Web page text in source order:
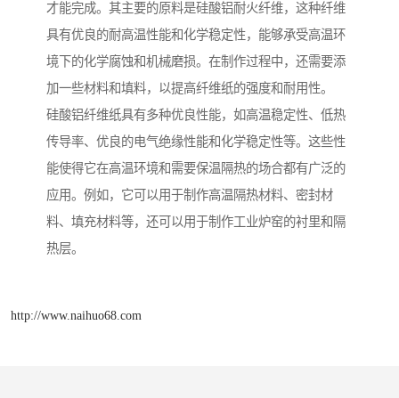
才能完成。其主要的原料是硅酸铝耐火纤维，这种纤维
具有优良的耐高温性能和化学稳定性，能够承受高温环
境下的化学腐蚀和机械磨损。在制作过程中，还需要添
加一些材料和填料，以提高纤维纸的强度和耐用性。
硅酸铝纤维纸具有多种优良性能，如高温稳定性、低热
传导率、优良的电气绝缘性能和化学稳定性等。这些性
能使得它在高温环境和需要保温隔热的场合都有广泛的
应用。例如，它可以用于制作高温隔热材料、密封材
料、填充材料等，还可以用于制作工业炉窑的衬里和隔
热层。
http://www.naihuo68.com